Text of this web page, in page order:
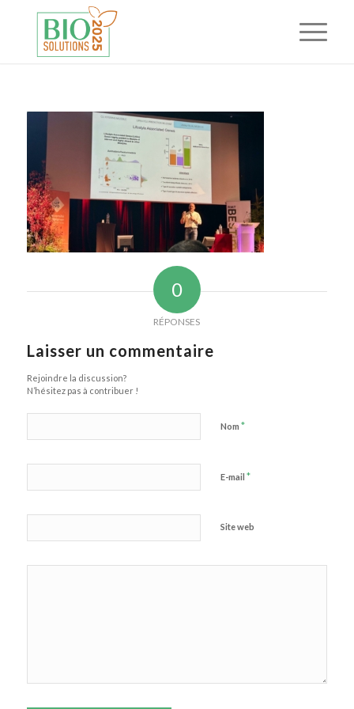
0
RÉPONSES
Laisser un commentaire
Rejoindre la discussion?
N’hésitez pas à contribuer !
Nom *
E-mail *
Site web